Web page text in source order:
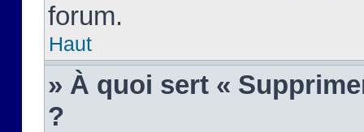
forum.
Haut
» À quoi sert «
?